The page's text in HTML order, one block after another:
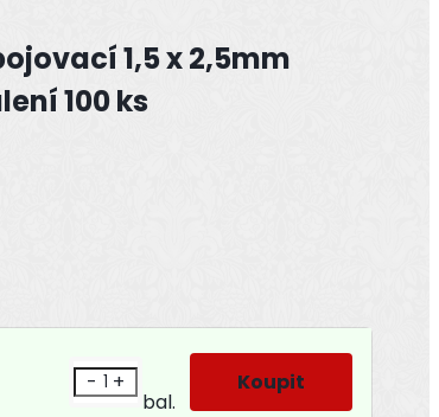
1,5 x 2,5mm
100 ks
- +
bal.